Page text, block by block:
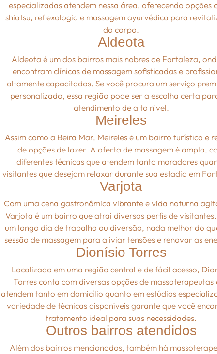
especializadas atendem nessa área, oferecendo opções
shiatsu, reflexologia e massagem ayurvédica para
do corpo.
Aldeota
Aldeota é um dos bairros mais nobres de Fortaleza,
encontram clínicas de massagem sofisticadas e
altamente capacitados. Se você procura um serviço
personalizado, essa região pode ser a escolha certa
atendimento de alto nível.
Meireles
Assim como a Beira Mar, Meireles é um bairro turístico e
de opções de lazer. A oferta de massagem é ampla,
diferentes técnicas que atendem tanto moradores
visitantes que desejam relaxar durante sua estadia em
Varjota
Com uma cena gastronômica vibrante e vida noturna
Varjota é um bairro que atrai diversos perfis de
um longo dia de trabalho ou diversão, nada melhor do
sessão de massagem para aliviar tensões e renovar as
Dionísio Torres
Localizado em uma região central e de fácil acesso,
Torres conta com diversas opções de massoterapeutas
atendem tanto em domicílio quanto em estúdios
variedade de técnicas disponíveis garante que você
tratamento ideal para suas necessidades.
Outros bairros atendidos
Além dos bairros mencionados, também há